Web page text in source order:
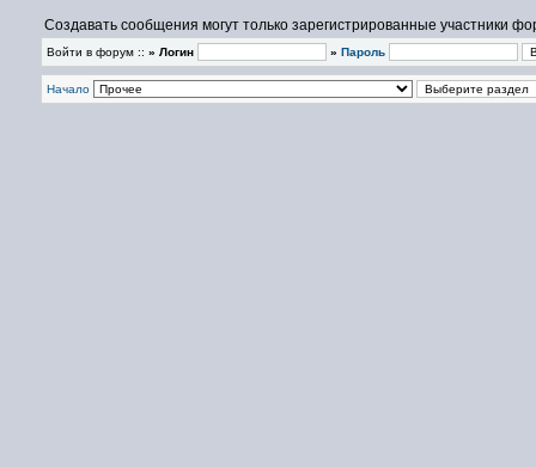
Создавать сообщения могут только зарегистрированные участники
Войти в форум :: » Логин » Пароль
Начало